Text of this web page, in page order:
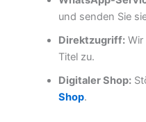
und senden Sie
Direktzugriff:Wir
Titel zu.
Digitaler Shop:
Shop.